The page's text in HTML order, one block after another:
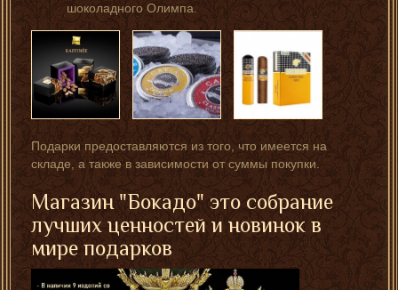
шоколадного Олимпа.
Подарки предоставляются из того, что имеется на
складе, а также в зависимости от суммы покупки.
Магазин "Бокадо" это собрание
лучших ценностей и новинок в
мире подарков